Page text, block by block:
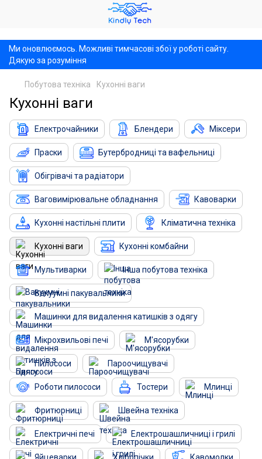
Ми оновлюємось. Можливі тимчасові збої у роботі сайту.
Дякую за розуміння
Побутова техніка Кухонні ваги
Кухонні ваги
Електрочайники Блендери Міксери
Праски Бутербродниці та вафельниці
Обігрівачі та радіатори
Ваговимірювальне обладнання Кавоварки
Кухонні настільні плити Кліматична техніка
Кухонні ваги Кухонні комбайни
Мультиварки Інша побутова техніка
Вакуумні пакувальники
Машинки для видалення катишків з одягу
Мікрохвильові печі М'ясорубки
Пилососи Пароочищувачі
Роботи пилососи Тостери Млинці
Фритюрниці Швейна техніка
Електричні печі Електрошашличниці і грилі